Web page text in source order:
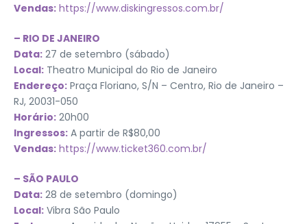
Vendas: https://www.diskingressos.com.br/
– RIO DE JANEIRO
Data: 27 de setembro (sábado)
Local: Theatro Municipal do Rio de Janeiro
Endereço: Praça Floriano, S/N – Centro, Rio de Janeiro –
RJ, 20031-050
Horário: 20h00
Ingressos: A partir de R$80,00
Vendas: https://www.ticket360.com.br/
– SÃO PAULO
Data: 28 de setembro (domingo)
Local: Vibra São Paulo